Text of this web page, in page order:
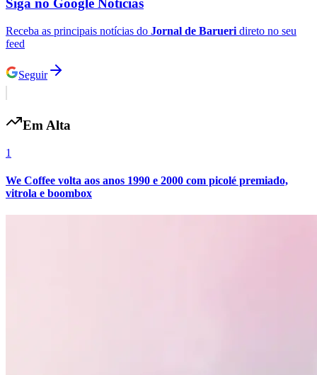
Siga no Google Notícias
Receba as principais notícias do Jornal de Barueri direto no seu
feed
Seguir
Em Alta
1
We Coffee volta aos anos 1990 e 2000 com picolé premiado,
vitrola e boombox